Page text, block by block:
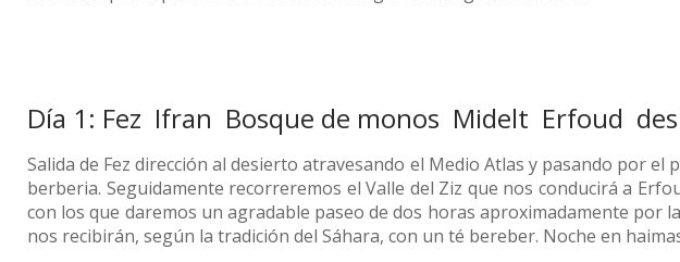
Día 1: Fez ­ Ifran ­ Bosque de monos ­ Midelt ­ Erfoud
Salida de Fez dirección al desierto atravesando el Medio Atlas y pasando por
berberia. Seguidamente recorreremos el Valle del Ziz que nos conducirá a
con los que daremos un agradable paseo de dos horas aproximadamente por
nos recibirán, según la tradición del Sáhara, con un té bereber. Noche en